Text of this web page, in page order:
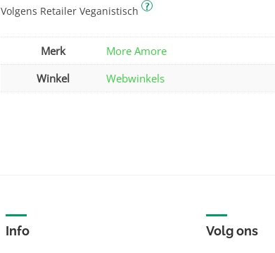
Volgens Retailer Veganistisch ?
Merk
More Amore
Winkel
Webwinkels
Info Volg ons